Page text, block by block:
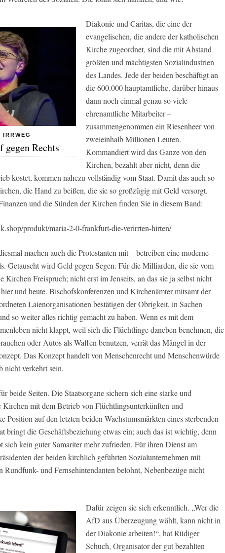
Rechts
Diakonie und Caritas, die eine der
evangelischen, die andere der katholischen
Kirche zugeordnet, sind die mit Abstand
größten und mächtigsten Sozialindustrien
des Landes. Jede der beiden beschäftigt an
die 600.000 hauptamtliche, darüber hinaus
dann noch einmal genau so viele
ehrenamtliche Mitarbeiter –
zusammengenommen ein Riesenheer von
zweieinhalb Millionen Leuten.
Kommandiert wird das Ganze von den
Kirchen, bezahlt aber nicht, denn die
kostet, kommen nahezu vollständig vom Staat. Damit das auch so
die Hand zu beißen, die sie so großzügig mit Geld versorgt.
und die Sünden der Kirchen finden Sie in diesem Band:
produkt/maria-2-0-frankfurt-die-verirrten-hirten/
machen auch die Protestanten mit – betreiben eine moderne
Getauscht wird Geld gegen Segen. Für die Milliarden, die sie vom
Kirchen Freispruch; nicht erst im Jenseits, an das sie ja selbst nicht
und heute. Bischofskonferenzen und Kirchenämter mitsamt der
Laienorganisationen bestätigen der Obrigkeit, in Sachen
so weiter alles richtig gemacht zu haben. Wenn es mit dem
nicht klappt, weil sich die Flüchtlinge daneben benehmen, die
oder Autos als Waffen benutzen, verrät das Mängel in der
Das Konzept handelt von Menschenrecht und Menschenwürde
nicht verkehrt sein.
beide Seiten. Die Staatsorgane sichern sich eine starke und
Kirchen mit dem Betrieb von Flüchtlingsunterkünften und
Position auf den letzten beiden Wachstumsmärkten eines sterbenden
bringt die Geschäftsbeziehung etwas ein; auch das ist wichtig, denn
sich kein guter Samariter mehr zufrieden. Für ihren Dienst am
der beiden kirchlich geführten Sozialunternehmen mit
und Fernsehintendanten belohnt, Nebenbezüge nicht
Dafür zeigen sie sich erkenntlich. „Wer die
AfD aus Überzeugung wählt, kann nicht in
der Diakonie arbeiten!“, hat Rüdiger
Schuch, Organisator der gut bezahlten